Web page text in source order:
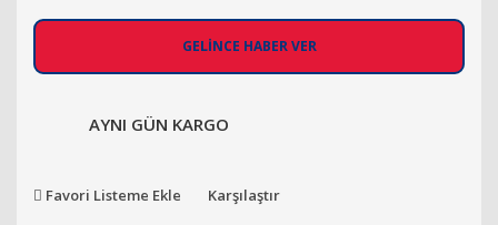
GELİNCE HABER VER
AYNI GÜN KARGO
Favori Listeme Ekle Karşılaştır